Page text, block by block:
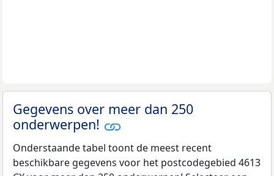
Gegevens over meer dan 250
onderwerpen!
Onderstaande tabel toont de meest recent
beschikbare gegevens voor het postcodegebied 4613